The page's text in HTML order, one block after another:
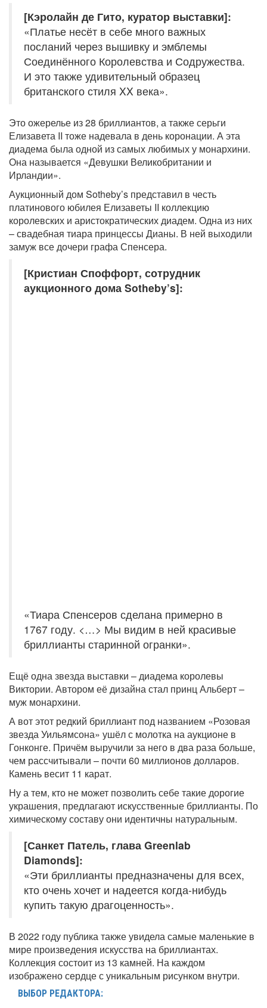
[Кэролайн де Гито, куратор выставки]:
«Платье несёт в себе много важных
посланий через вышивку и эмблемы
Соединённого Королевства и Содружества.
И это также удивительный образец
британского стиля XX века».
Это ожерелье из 28 бриллиантов, а также серьги
Елизавета II тоже надевала в день коронации. А эта
диадема была одной из самых любимых у монархини.
Она называется «Девушки Великобритании и
Ирландии».
Аукционный дом Sotheby’s представил в честь
платинового юбилея Елизаветы II коллекцию
королевских и аристократических диадем. Одна из них
– свадебная тиара принцессы Дианы. В ней выходили
замуж все дочери графа Спенсера.
[Кристиан Споффорт, сотрудник
аукционного дома Sotheby’s]:
«Тиара Спенсеров сделана примерно в
1767 году. <…> Мы видим в ней красивые
бриллианты старинной огранки».
Ещё одна звезда выставки – диадема королевы
Виктории. Автором её дизайна стал принц Альберт –
муж монархини.
А вот этот редкий бриллиант под названием «Розовая
звезда Уильямсона» ушёл с молотка на аукционе в
Гонконге. Причём выручили за него в два раза больше,
чем рассчитывали – почти 60 миллионов долларов.
Камень весит 11 карат.
Ну а тем, кто не может позволить себе такие дорогие
украшения, предлагают искусственные бриллианты. По
химическому составу они идентичны натуральным.
[Санкет Патель, глава Greenlab
Diamonds]:
«Эти бриллианты предназначены для всех,
кто очень хочет и надеется когда-нибудь
купить такую драгоценность».
В 2022 году публика также увидела самые маленькие в
мире произведения искусства на бриллиантах.
Коллекция состоит из 13 камней. На каждом
изображено сердце с уникальным рисунком внутри.
ВЫБОР РЕДАКТОРА: